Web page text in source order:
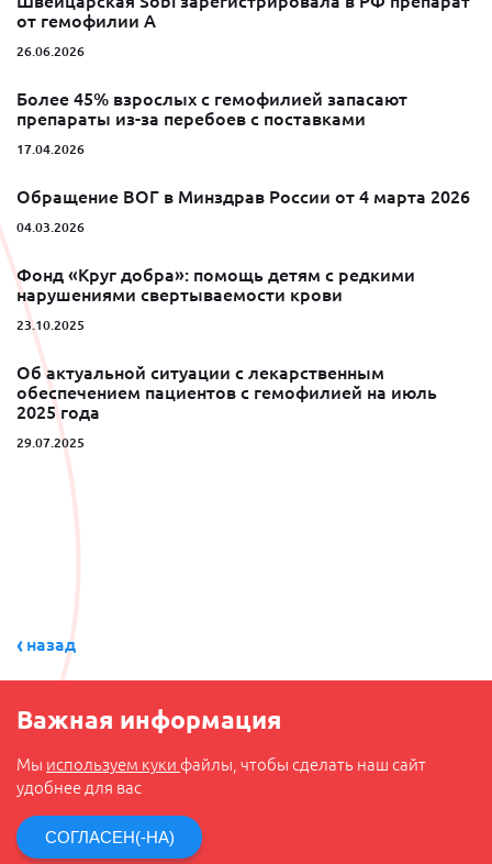
от гемофилии A
26.06.2026
Более 45% взрослых с гемофилией запасают
препараты из-за перебоев с поставками
17.04.2026
Обращение ВОГ в Минздрав России от 4 марта 2026
04.03.2026
Фонд «Круг добра»: помощь детям с редкими
нарушениями свертываемости крови
23.10.2025
Об актуальной ситуации с лекарственным
обеспечением пациентов с гемофилией на июль
2025 года
29.07.2025
назад
Важная информация
Мы используем куки файлы, чтобы сделать наш сайт
удобнее для вас
СОГЛАСЕН(-НА)